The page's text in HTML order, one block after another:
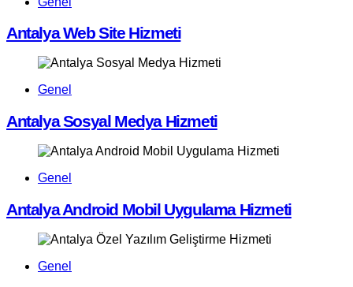
Antalya Web Site Hizmeti
Genel
Antalya Sosyal Medya Hizmeti
Genel
Antalya Android Mobil Uygulama Hizmeti
Genel